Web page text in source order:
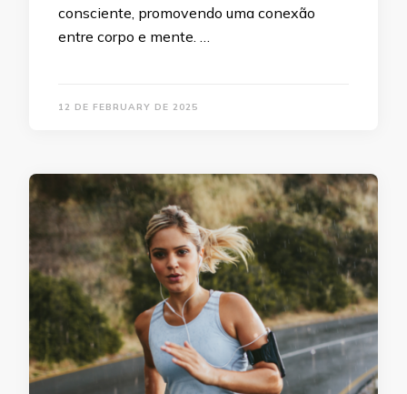
consciente, promovendo uma conexão
entre corpo e mente. …
12 DE FEBRUARY DE 2025